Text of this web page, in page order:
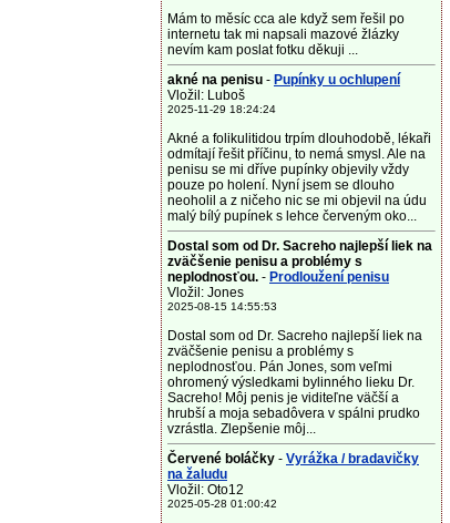
Mám to měsíc cca ale když sem řešil po
internetu tak mi napsali mazové žlázky
nevím kam poslat fotku děkuji ...
akné na penisu - Pupínky u ochlupení
Vložil: Luboš
2025-11-29 18:24:24
Akné a folikulitidou trpím dlouhodobě, lékaři
odmítají řešit příčinu, to nemá smysl. Ale na
penisu se mi dříve pupínky objevily vždy
pouze po holení. Nyní jsem se dlouho
neoholil a z ničeho nic se mi objevil na údu
malý bílý pupínek s lehce červeným oko...
Dostal som od Dr. Sacreho najlepší liek na
zväčšenie penisu a problémy s
neplodnosťou. - Prodloužení penisu
Vložil: Jones
2025-08-15 14:55:53
Dostal som od Dr. Sacreho najlepší liek na
zväčšenie penisu a problémy s
neplodnosťou. Pán Jones, som veľmi
ohromený výsledkami bylinného lieku Dr.
Sacreho! Môj penis je viditeľne väčší a
hrubší a moja sebadôvera v spálni prudko
vzrástla. Zlepšenie môj...
Červené boláčky - Vyrážka / bradavičky
na žaludu
Vložil: Oto12
2025-05-28 01:00:42